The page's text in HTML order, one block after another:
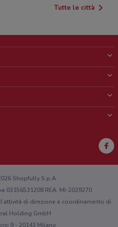
Tutte le città
o sull'app?
Shopfully S.p.A.
03156531208 REA: MI-2029270
di direzione e coordinamento di
Holding GmbH
9 - 20143 Milano